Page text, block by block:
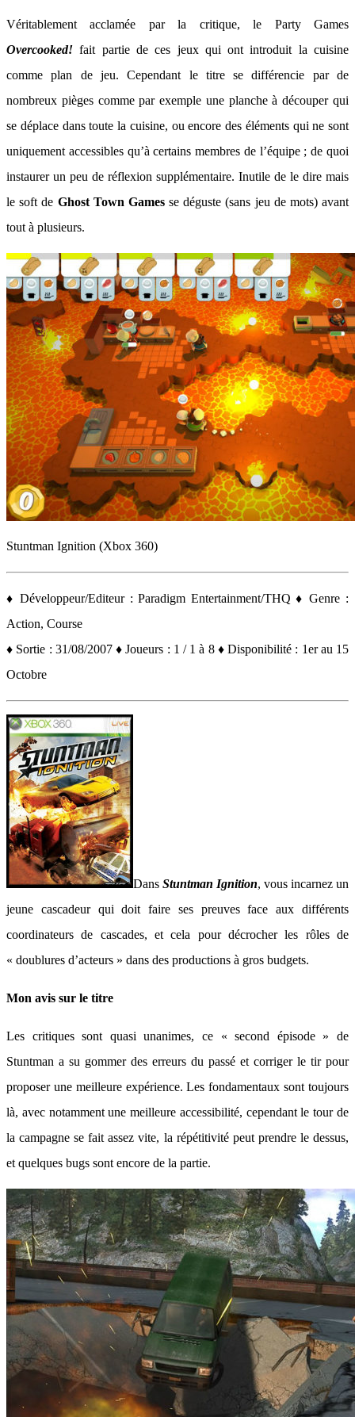
Véritablement acclamée par la critique, le Party Games
Overcooked! fait partie de ces jeux qui ont introduit la cuisine
comme plan de jeu. Cependant le titre se différencie par de
nombreux pièges comme par exemple une planche à découper qui
se déplace dans toute la cuisine, ou encore des éléments qui ne sont
uniquement accessibles qu’à certains membres de l’équipe ; de quoi
instaurer un peu de réflexion supplémentaire. Inutile de le dire mais
le soft de Ghost Town Gamesse déguste (sans jeu de mots) avant
tout à plusieurs.
Stuntman Ignition (Xbox 360)
♦ Développeur/Editeur : Paradigm Entertainment/THQ ♦ Genre :
Action, Course
♦ Sortie : 31/08/2007 ♦ Joueurs : 1 / 1 à 8 ♦ Disponibilité : 1er au 15
Octobre
Dans Stuntman Ignition, vous incarnez un
jeune cascadeur qui doit faire ses preuves face aux différents
coordinateurs de cascades, et cela pour décrocher les rôles de
« doublures d’acteurs » dans des productions à gros budgets.
Mon avis sur le titre
Les critiques sont quasi unanimes, ce « second épisode » de
Stuntman a su gommer des erreurs du passé et corriger le tir pour
proposer une meilleure expérience. Les fondamentaux sont toujours
là, avec notamment une meilleure accessibilité, cependant le tour de
la campagne se fait assez vite, la répétitivité peut prendre le dessus,
et quelques bugs sont encore de la partie.